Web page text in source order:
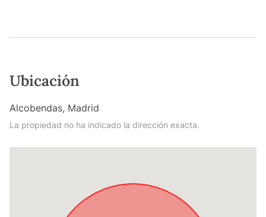
Ubicación
Alcobendas, Madrid
La propiedad no ha indicado la dirección exacta.